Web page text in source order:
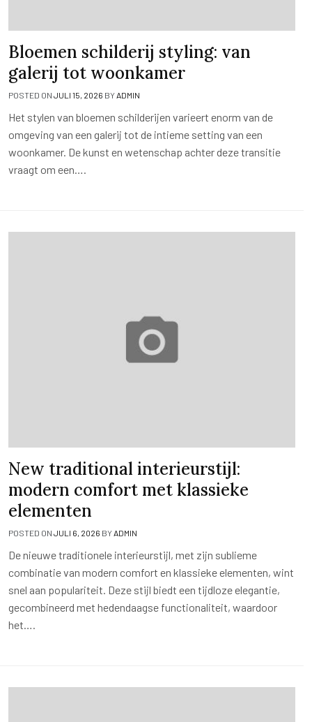
Bloemen schilderij styling: van
galerij tot woonkamer
POSTED ON JULI 15, 2026 BYADMIN
Het stylen van bloemen schilderijen varieert enorm van de
omgeving van een galerij tot de intieme setting van een
woonkamer. De kunst en wetenschap achter deze transitie
vraagt om een….
New traditional interieurstijl:
modern comfort met klassieke
elementen
POSTED ON JULI 6, 2026 BYADMIN
De nieuwe traditionele interieurstijl, met zijn sublieme
combinatie van modern comfort en klassieke elementen, wint
snel aan populariteit. Deze stijl biedt een tijdloze elegantie,
gecombineerd met hedendaagse functionaliteit, waardoor
het….